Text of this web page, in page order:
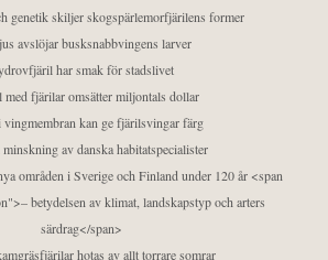
genetik skiljer skogspärlemorfjärilens former
avslöjar busksnabbvingens larver
har smak för stadslivet
med fjärilar omsätter miljontals dollar
vingmembran kan ge fjärilsvingar färg
av danska habitatspecialister
områden i Sverige och Finland under 120 år <span
betydelsen av klimat, landskapstyp och arters
särdrag</span>
hotas av allt torrare somrar